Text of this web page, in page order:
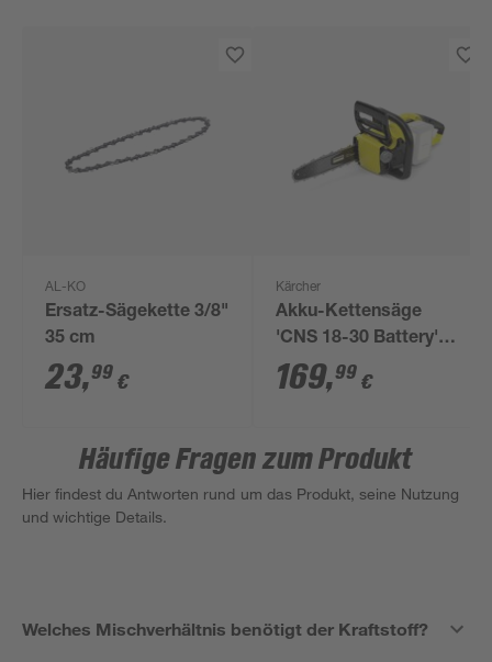
AL-KO
Ersatz-Sägekette 3/8"
35 cm
23,99 €
Kärcher
Akku-Kettensäge
'CNS 18-30 Battery'
30 cm
169,99 €
Häufige Fragen zum Produkt
Hier findest du Antworten rund um das Produkt, seine Nutzung
und wichtige Details.
Welches Mischverhältnis benötigt der Kraftstoff?